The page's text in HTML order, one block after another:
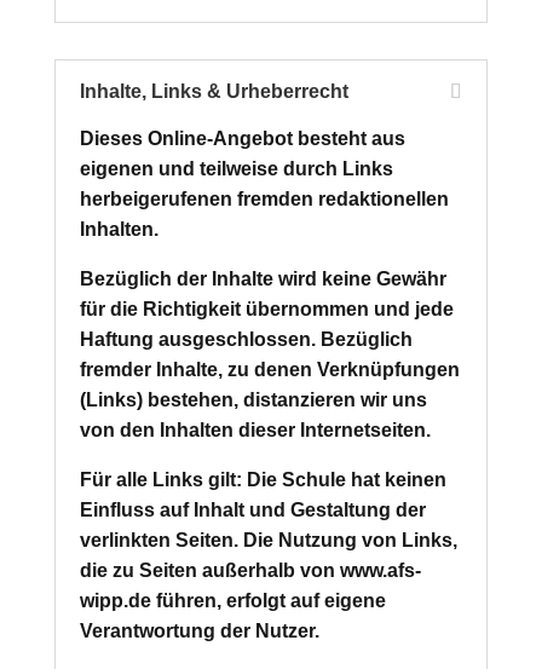
Inhalte, Links & Urheberrecht
Dieses Online-Angebot besteht aus
eigenen und teilweise durch Links
herbeigerufenen fremden redaktionellen
Inhalten.
Bezüglich der Inhalte wird keine Gewähr
für die Richtigkeit übernommen und jede
Haftung ausgeschlossen. Bezüglich
fremder Inhalte, zu denen Verknüpfungen
(Links) bestehen, distanzieren wir uns
von den Inhalten dieser Internetseiten.
Für alle Links gilt: Die Schule hat keinen
Einfluss auf Inhalt und Gestaltung der
verlinkten Seiten. Die Nutzung von Links,
die zu Seiten außerhalb von www.afs-
wipp.de führen, erfolgt auf eigene
Verantwortung der Nutzer.